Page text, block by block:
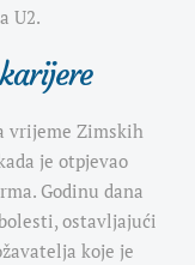
U2.
vrijeme Zimskih
je otpjevao
Godinu dana
ostavljajući
koje je